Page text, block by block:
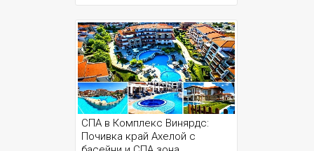
СПА в Комплекс Винярдс:
Почивка край Ахелой с